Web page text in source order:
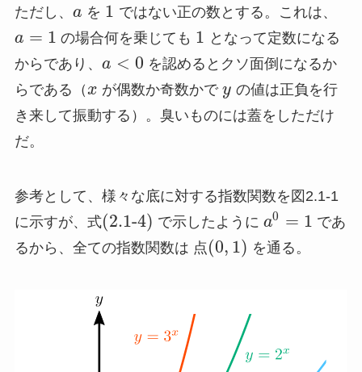
ただし、 a を 1 ではない正の数とする。これは、
a = 1 の場合何を乗じても 1 となって定数になる
からであり、 a < 0 を認めるとクソ面倒になるか
らである（x が偶数か奇数かでy の値は正負を行
き来して振動する）。臭いものには蓋をしただけ
だ。
参考として、様々な底に対する指数関数を図2.1-1
に示すが、式(2.1-4) で示したように a0 = 1 であ
るから、全ての指数関数は 点 (0, 1) を通る。